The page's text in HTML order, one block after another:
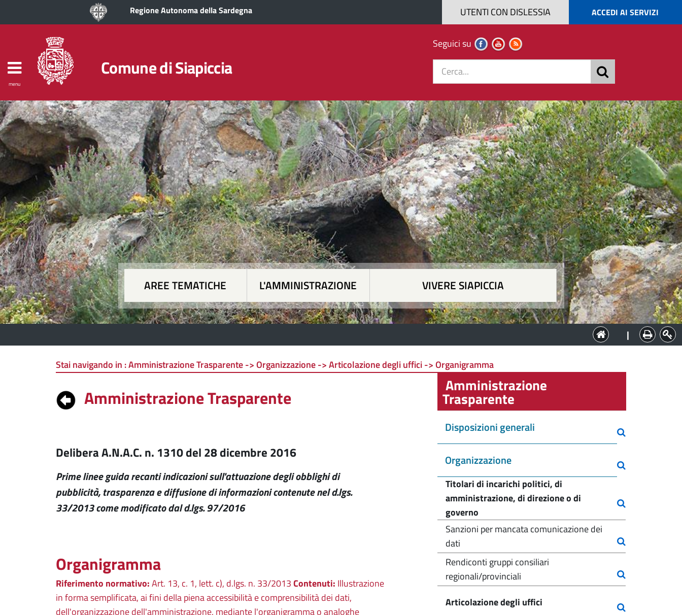
Regione Autonoma della Sardegna ACCEDI AI SERVIZI
UTENTI CON DISLESSIA
menu
Comune di Siapiccia
Seguici su
AREE TEMATICHE L'AMMINISTRAZIONE VIVERE SIAPICCIA
|
Stai navigando in :Amministrazione Trasparente -> Organizzazione -> Articolazione degli uffici -> Organigramma
Amministrazione Trasparente
Delibera A.N.A.C. n. 1310 del 28 dicembre 2016
Prime linee guida recanti indicazioni sull'attuazione degli obblighi di
pubblicità, trasparenza e diffusione di informazioni contenute nel d.lgs.
33/2013 come modificato dal d.lgs. 97/2016
Organigramma
Riferimento normativo:Art. 13, c. 1, lett. c), d.lgs. n. 33/2013Contenuti: Illustrazione
in forma semplificata, ai fini della piena accessibilità e comprensibilità dei dati,
dell'organizzazione dell'amministrazione, mediante l'organigramma o analoghe
Amministrazione
Trasparente
Disposizioni generali
Organizzazione
Titolari di incarichi politici, di
amministrazione, di direzione o di
governo
Sanzioni per mancata comunicazione dei
dati
Rendiconti gruppi consiliari
regionali/provinciali
Articolazione degli uffici